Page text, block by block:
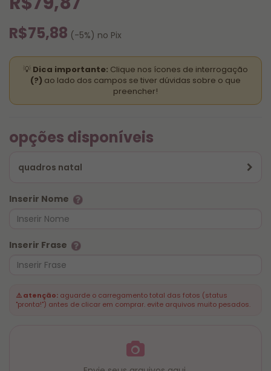
R$75,88 (-5%) no Pix
💡 Dica importante: Clique nos ícones de interrogação
(?) ao lado dos campos se tiver dúvidas sobre o que
preencher!
opções disponíveis
quadros natal
Inserir Nome
Inserir Frase
⚠️ atenção: aguarde o carregamento total das fotos (status
"pronta!") antes de clicar em comprar. evite arquivos muito pesados.